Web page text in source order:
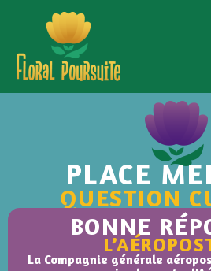
PLACE
QUESTION
BONNE
La Compagnie générale